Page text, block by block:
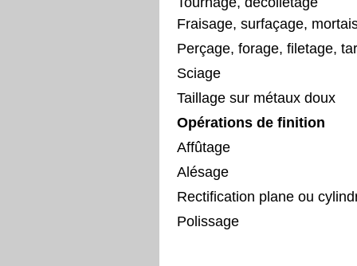
Fraisage, surfaçage,
Perçage, forage, filetage,
Sciage
Taillage sur métaux doux
Opérations de finition
Affûtage
Alésage
Rectification plane ou
Polissage